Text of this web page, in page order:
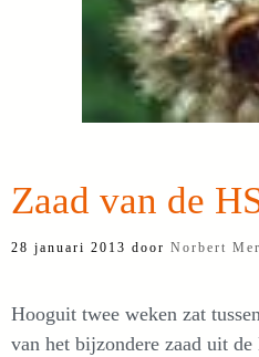
Zaad van de
28 januari 2013 door Norbert
Hooguit twee weken zat
van het bijzondere zaad uit